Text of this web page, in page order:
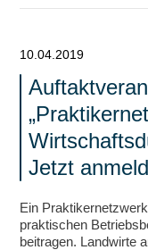
10.04.2019
Jetzt
Ein
praktischen
beitragen. Landwirte